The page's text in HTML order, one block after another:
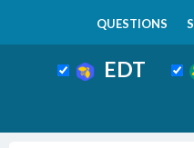
QUESTIONS
EDT